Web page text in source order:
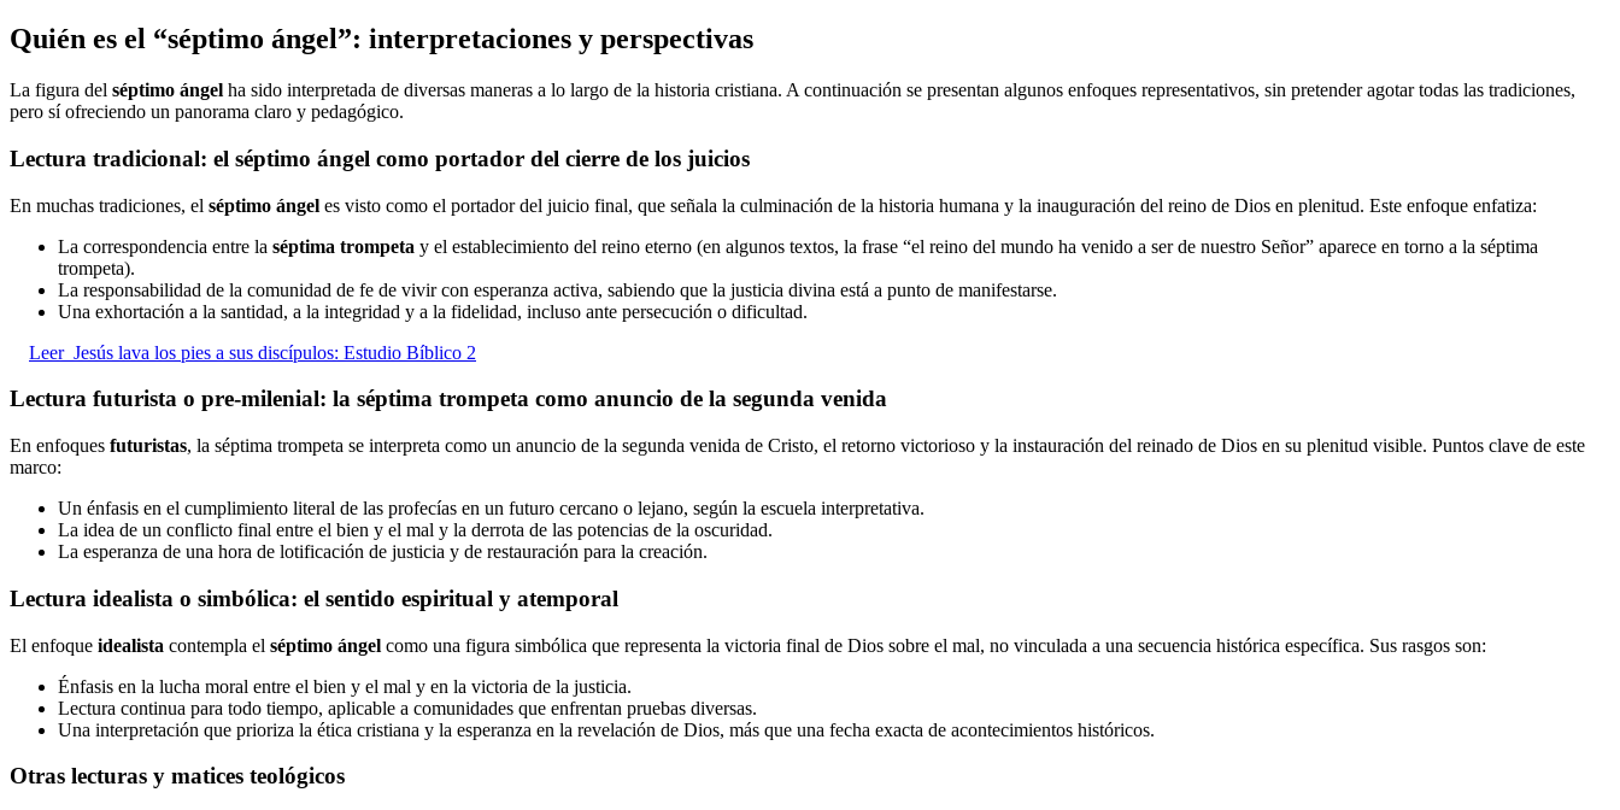
Quién es el “séptimo ángel”: interpretaciones y perspectivas
La figura del séptimo ángel ha sido interpretada de diversas maneras a lo largo de la historia cristiana. A continuación se presentan algunos enfoques representativos, sin pretender agotar todas las tradiciones,
pero sí ofreciendo un panorama claro y pedagógico.
Lectura tradicional: el séptimo ángel como portador del cierre de los juicios
En muchas tradiciones, el séptimo ángel es visto como el portador del juicio final, que señala la culminación de la historia humana y la inauguración del reino de Dios en plenitud. Este enfoque enfatiza:
La correspondencia entre la séptima trompeta y el establecimiento del reino eterno (en algunos textos, la frase “el reino del mundo ha venido a ser de nuestro Señor” aparece en torno a la séptima
trompeta).
La responsabilidad de la comunidad de fe de vivir con esperanza activa, sabiendo que la justicia divina está a punto de manifestarse.
Una exhortación a la santidad, a la integridad y a la fidelidad, incluso ante persecución o dificultad.
Leer Jesús lava los pies a sus discípulos: Estudio Bíblico 2
Lectura futurista o pre-milenial: la séptima trompeta como anuncio de la segunda venida
En enfoques futuristas, la séptima trompeta se interpreta como un anuncio de la segunda venida de Cristo, el retorno victorioso y la instauración del reinado de Dios en su plenitud visible. Puntos clave de este
marco:
Un énfasis en el cumplimiento literal de las profecías en un futuro cercano o lejano, según la escuela interpretativa.
La idea de un conflicto final entre el bien y el mal y la derrota de las potencias de la oscuridad.
La esperanza de una hora de lotificación de justicia y de restauración para la creación.
Lectura idealista o simbólica: el sentido espiritual y atemporal
El enfoque idealista contempla el séptimo ángel como una figura simbólica que representa la victoria final de Dios sobre el mal, no vinculada a una secuencia histórica específica. Sus rasgos son:
Énfasis en la lucha moral entre el bien y el mal y en la victoria de la justicia.
Lectura continua para todo tiempo, aplicable a comunidades que enfrentan pruebas diversas.
Una interpretación que prioriza la ética cristiana y la esperanza en la revelación de Dios, más que una fecha exacta de acontecimientos históricos.
Otras lecturas y matices teológicos